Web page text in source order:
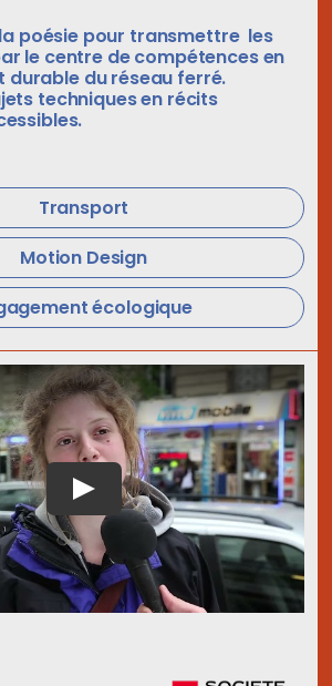
poésie pour transmettre les
le centre de compétences en
durable du réseau ferré.
techniques en récits
Transport
Motion Design
écologique